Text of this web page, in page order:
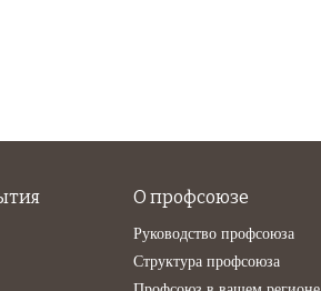
О профсоюзе
Руководство профсоюза
Структура профсоюза